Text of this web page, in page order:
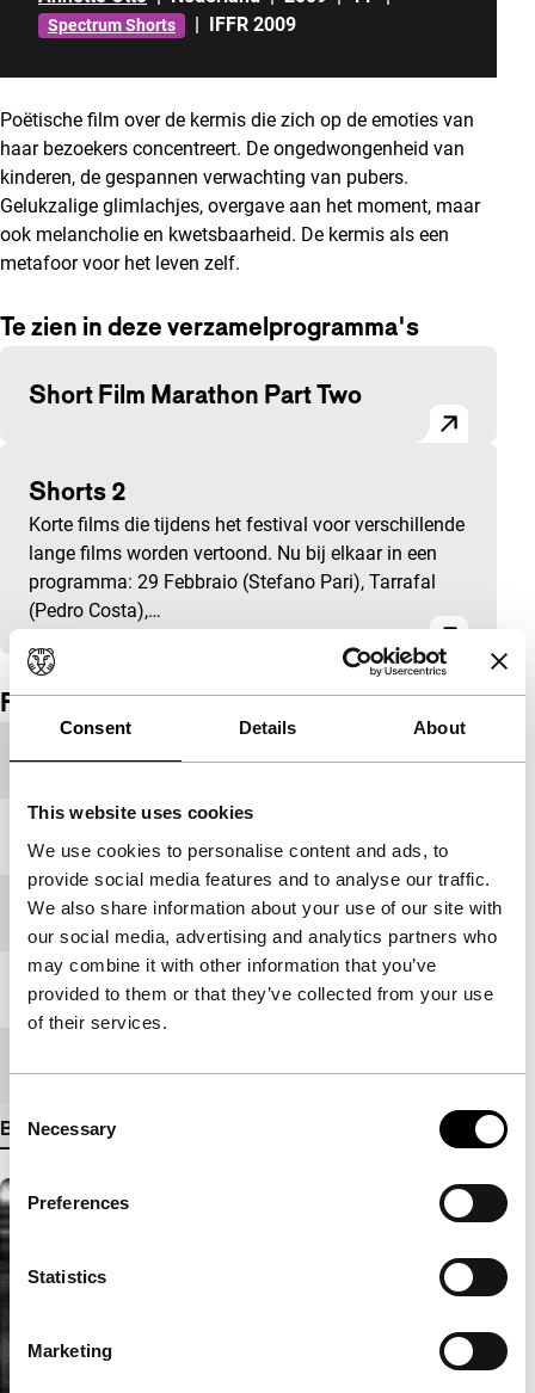
Consent Details About
This website uses cookies
We use cookies to personalise content and ads, to
provide social media features and to analyse our traffic.
We also share information about your use of our site with
our social media, advertising and analytics partners who
may combine it with other information that you’ve
provided to them or that they’ve collected from your use
of their services.
Selection
Necessary
Preferences
Statistics
Marketing
Spectrum Shorts | IFFR 2009
Poëtische film over de kermis die zich op de emoties van
haar bezoekers concentreert. De ongedwongenheid van
kinderen, de gespannen verwachting van pubers.
Gelukzalige glimlachjes, overgave aan het moment, maar
ook melancholie en kwetsbaarheid. De kermis als een
metafoor voor het leven zelf.
Te zien in deze verzamelprogramma's
Short Film Marathon Part Two
Shorts 2
Korte films die tijdens het festival voor verschillende
lange films worden vertoond. Nu bij elkaar in een
programma: 29 Febbraio (Stefano Pari), Tarrafal
(Pedro Costa),…
Film details
Productieland Nederland
Festivaleditie IFFR 2009
Lengte 11'
Bekijk meer details